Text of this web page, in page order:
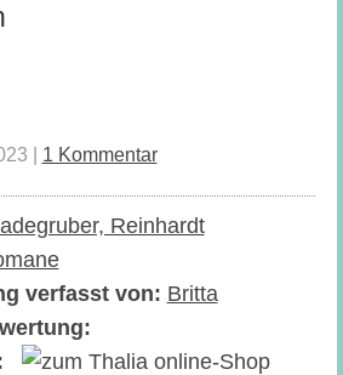
| 1 Kommentar
Reinhardt
verfasst von: Britta